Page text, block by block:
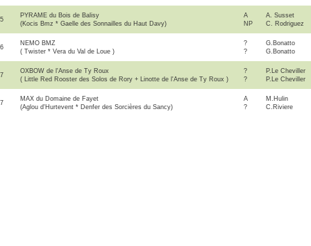
5
PYRAME du Bois de Balisy
(Kocis Bmz * Gaelle des Sonnailles du Haut Davy)
A
NP
A. Susset
C. Rodriguez
6
NEMO BMZ
( Twister * Vera du Val de Loue )
?
?
G.Bonatto
G.Bonatto
7
OXBOW de l'Anse de Ty Roux
( Little Red Rooster des Solos de Rory + Linotte de l'Anse de Ty Roux )
?
?
P.Le Cheviller
P.Le Cheviller
7
MAX du Domaine de Fayet
(Aglou d'Hurtevent * Denfer des Sorcières du Sancy)
A
?
M.Hulin
C.Riviere